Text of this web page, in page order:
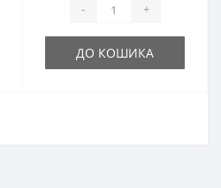
- +
ДО КОШИКА